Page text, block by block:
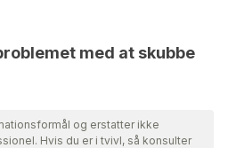
med at skubbe
og erstatter ikke
Hvis du er i tvivl, så konsulter